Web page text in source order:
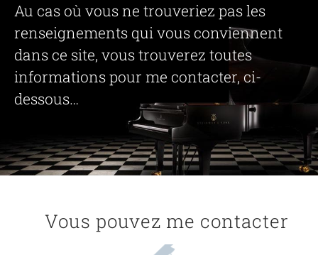
Au cas où vous ne trouveriez pas les
renseignements qui vous conviennent
dans ce site, vous trouverez toutes
informations pour me contacter, ci-
dessous…
Vous pouvez me contacter